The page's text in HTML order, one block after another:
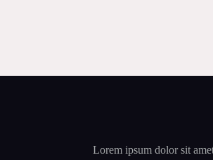
Lorem ipsum dolor sit